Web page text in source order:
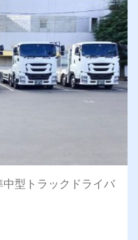
型トラックドライバ